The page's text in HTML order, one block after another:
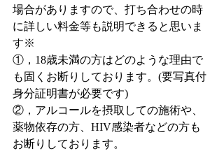
場合がありますので、打ち合わせの時
に詳しい料金等も説明できると思いま
す※
①，18歳未満の方はどのような理由で
も固くお断りしております。(要写真付
身分証明書が必要です)
②，アルコールを摂取しての施術や、
薬物依存の方、HIV感染者などの方も
お断りしております。